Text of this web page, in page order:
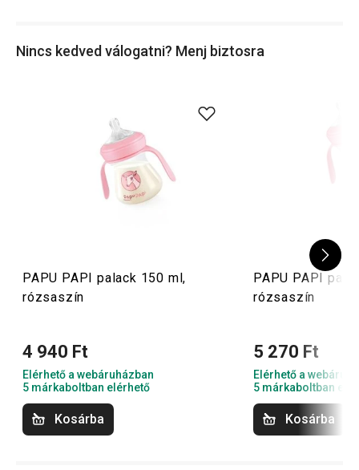
termékek egészségügyi és gyógyászati felhasználásra is
Nincs kedved válogatni? Menj biztosra
PAPU PAPI palack 150 ml,
rózsaszín
4 940 Ft
Elérhető a webáruházban
5 márkaboltban elérhető
Kosárba
PAPU PAPI
rózsaszín
5 270 Ft
Elérhető a
5 márkaboltban
Kosárba